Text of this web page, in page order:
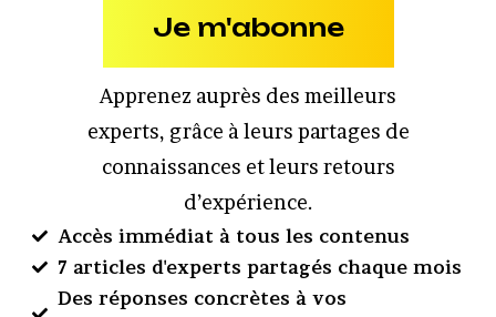
Je m'abonne
Apprenez auprès des meilleurs
experts, grâce à leurs partages de
connaissances et leurs retours
d’expérience.
Accès immédiat à tous les contenus
7 articles d'experts partagés chaque mois
Des réponses concrètes à vos